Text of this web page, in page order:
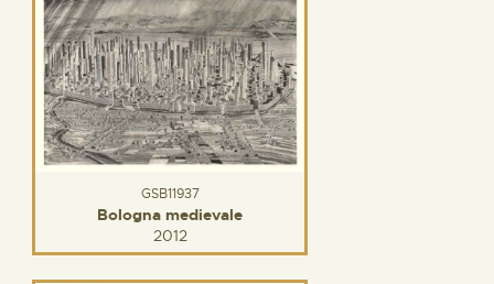
GSB11937
Bologna medievale
2012